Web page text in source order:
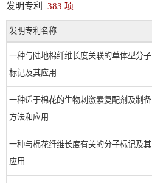
发明专利 383 项
发明专利名称
一种与陆地棉纤维长度关联的单体型分子
标记及其应用
一种适于棉花的生物刺激素复配剂及制备
方法和应用
一种与棉花纤维长度有关的分子标记及其
应用